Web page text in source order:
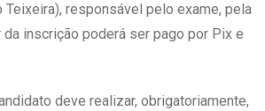
Teixeira), responsável pelo exame, pela
inscrição poderá ser pago por Pix e
deve realizar, obrigatoriamente,